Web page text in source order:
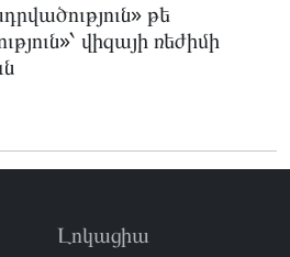
թե
վիզայի ռեժիմի
Լոկացիա